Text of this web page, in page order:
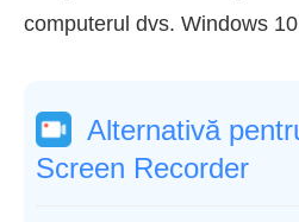
computerul dvs. Windows
Alternativă
Screen Recorder